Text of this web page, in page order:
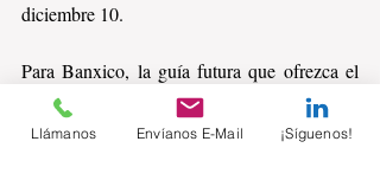
diciembre 10.
Para Banxico, la guía futura que ofrezca el
comunicado de política monetaria de la
Reserva Federal será un insumo importante
Llámanos Envíanos E-Mail ¡Síguenos!